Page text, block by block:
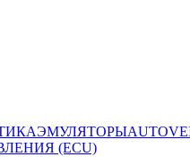
ЭМУЛЯТОРЫ
(ECU)